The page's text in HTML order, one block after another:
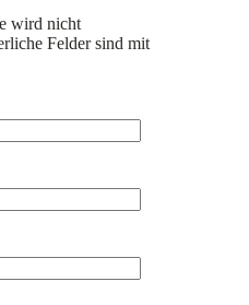
wird nicht
Felder sind mit